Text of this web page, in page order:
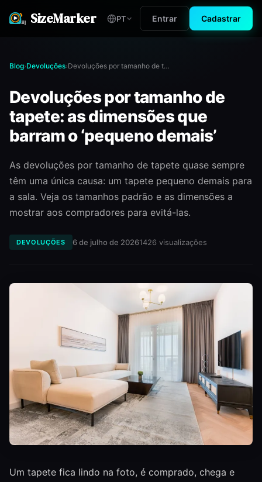
SizeMarker PT Entrar Cadastrar
Blog›Devoluções› Devoluções por tamanho de tapete: as dimensões que barram o ‘pequeno demais’
Devoluções por tamanho de
tapete: as dimensões que
barram o ‘pequeno demais’
As devoluções por tamanho de tapete quase sempre
têm uma única causa: um tapete pequeno demais para
a sala. Veja os tamanhos padrão e as dimensões a
mostrar aos compradores para evitá-las.
DEVOLUÇÕES 6 de julho de 20261426 visualizações
Um tapete fica lindo na foto, é comprado, chega e